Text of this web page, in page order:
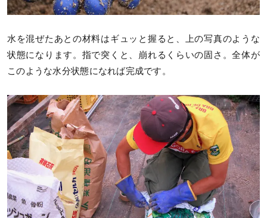
水を混ぜたあとの材料はギュッと握ると、上の写真のような
状態になります。指で突くと、崩れるくらいの固さ。全体が
このような水分状態になれば完成です。